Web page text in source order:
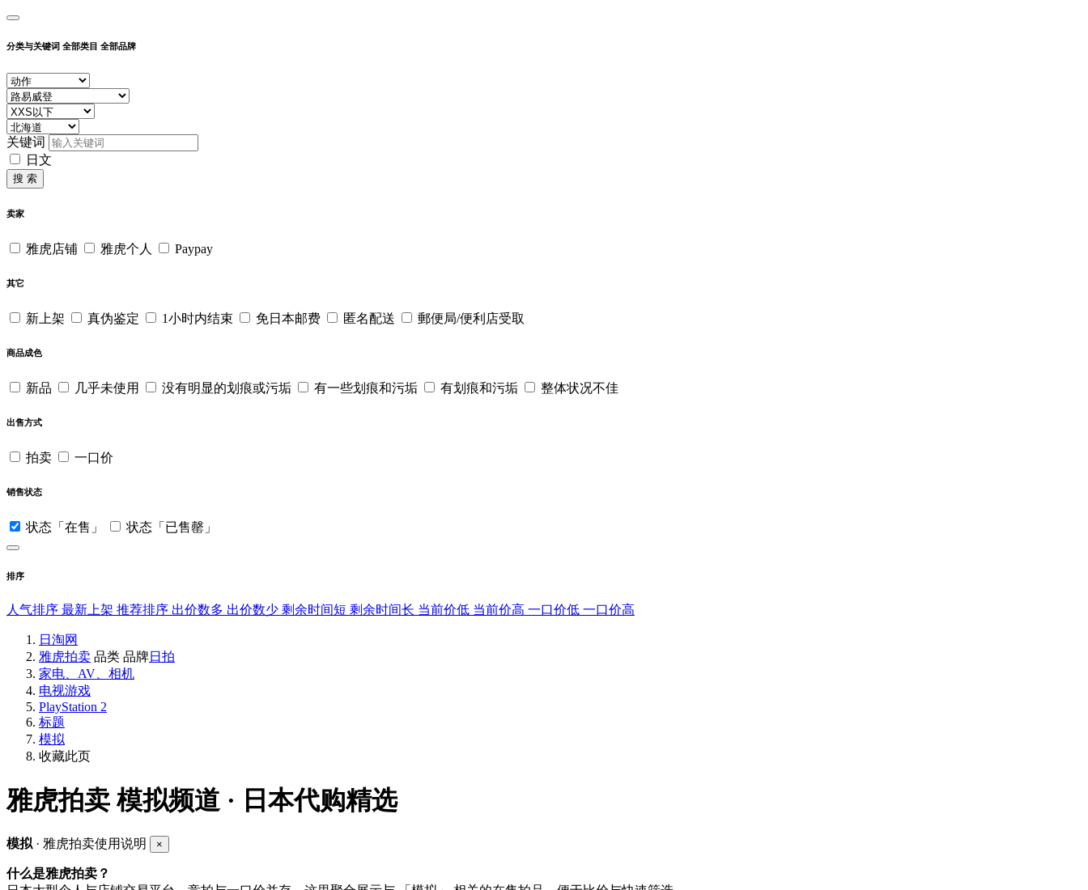
分类与关键词 全部类目 全部品牌
关键词
日文
搜 索
卖家
雅虎店铺 雅虎个人 Paypay
其它
新上架 真伪鉴定 1小时内结束 免日本邮费 匿名配送 郵便局/便利店受取
商品成色
新品 几乎未使用 没有明显的划痕或污垢 有一些划痕和污垢 有划痕和污垢 整体状况不佳
出售方式
拍卖 一口价
销售状态
状态「在售」 状态「已售罄」
排序
人气排序 最新上架 推荐排序 出价数多 出价数少 剩余时间短 剩余时间长 当前价低 当前价高 一口价低 一口价高
日淘网
雅虎拍卖 品类 品牌日拍
家电、AV、相机
电视游戏
PlayStation 2
标题
模拟
收藏此页
雅虎拍卖 模拟频道 · 日本代购精选
模拟 · 雅虎拍卖使用说明 ×
什么是雅虎拍卖？